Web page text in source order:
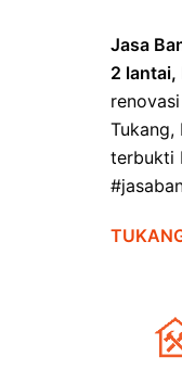
Jasa
2 lantai,
Tukang,
terbukti